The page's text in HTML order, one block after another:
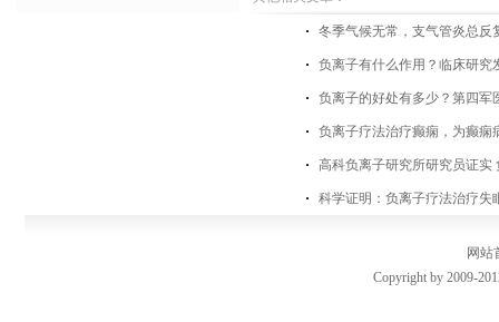
冬季气候无常，支气管炎总反
负离子有什么作用？临床研究
负离子的好处有多少？第四军
负离子疗法治疗癫痫，为癫痫
高科负离子研究所研究员证实
科学证明：负离子疗法治疗失
网站
Copyright by 2009-